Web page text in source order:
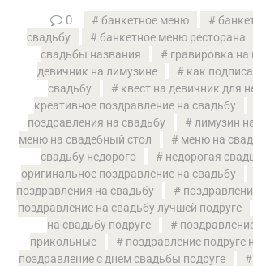
0 банкетное меню
свадьбу
банкетное меню ресторана
свадьбы названия
гравировка на
девичник на лимузине
как
свадьбу
квест на девичник для
креативное поздравление на свадьбу
поздравления на свадьбу
лимузин
меню на свадебный стол
меню на
свадьбу недорого
недорогая
оригинальное поздравление на свадьбу
поздравления на свадьбу
поздравление на свадьбу лучшей подруге
на свадьбу подруге
прикольные
поздравление подруге
поздравление с днем свадьбы подруге